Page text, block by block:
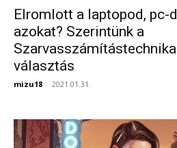
Elromlott a laptopod, pc-
azokat? Szerintünk a
választás
mizu18 - 2021.01.31.